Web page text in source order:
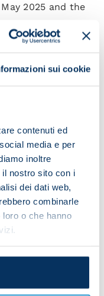
sui cookie
contenuti ed
media e per
inoltre
nostro sito con i
dei dati web,
combinarle
o che hanno
2025 and the
and his
work. We wish
and the next